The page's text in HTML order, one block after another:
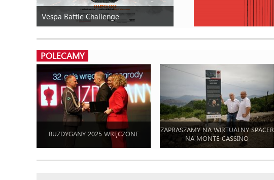
Vespa Battle Challenge
POLECAMY
BUZDYGANY 2025 WRĘCZONE
ZAPRASZAMY NA WIRTUALNY SPACER
NA MONTE CASSINO